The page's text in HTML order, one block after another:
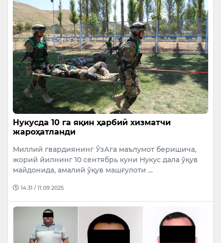
Нукусда 10 га яқин ҳарбий хизматчи
жароҳатланди
Миллий гвардиянинг ЎзАга маълумот беришича,
жорий йилнинг 10 сентябрь куни Нукус дала ўқув
майдонида, амалий ўқув машғулоти …
14:31 / 11.09.2025